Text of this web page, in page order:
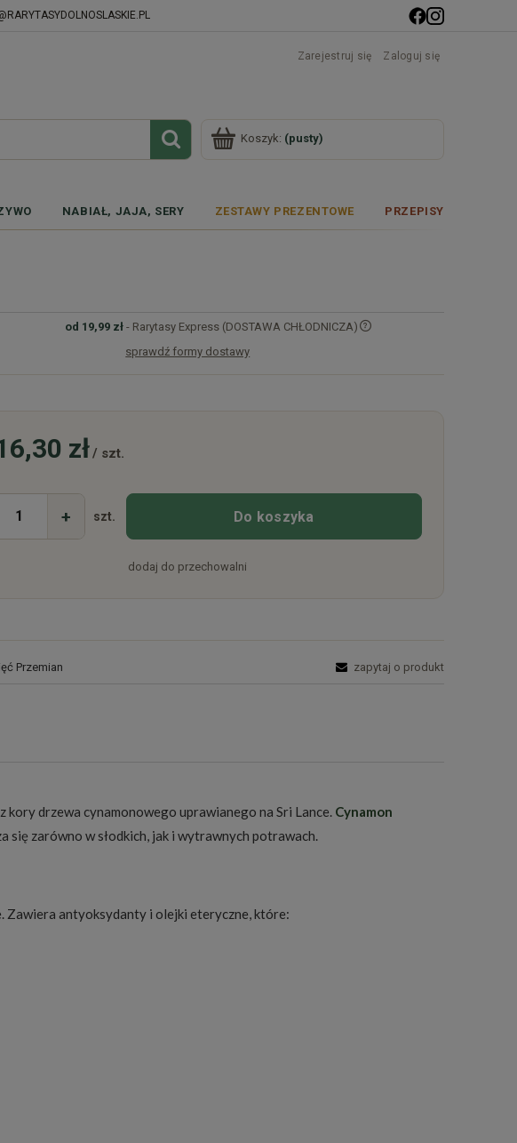
Zarejestruj się Zaloguj się
Koszyk: (pusty)
NABIAŁ, JAJA, SERY ZESTAWY PREZENTOWE PRZEPISY
od 19,99 zł - Rarytasy Express (DOSTAWA CHŁODNICZA)
sprawdź formy dostawy
zł/ szt.
+ szt. Do koszyka
dodaj do przechowalni
Przemian zapytaj o produkt
drzewa cynamonowego uprawianego na Sri Lance. Cynamon
się zarówno w słodkich, jak i wytrawnych potrawach.
Zawiera antyoksydanty i olejki eteryczne, które: